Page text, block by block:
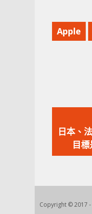
Apple
日本、
目
Copyright © 2017 -